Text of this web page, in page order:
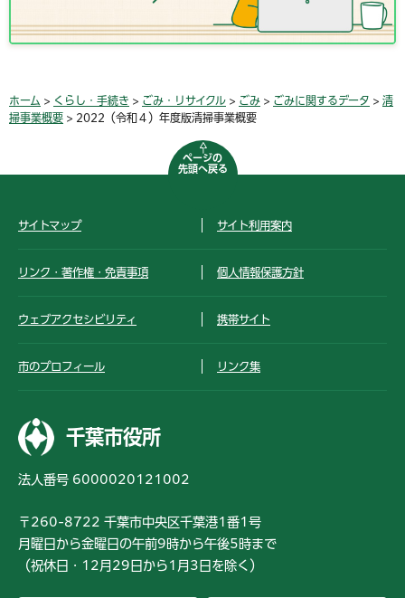
ホーム > くらし・手続き > ごみ・リサイクル > ごみ > ごみに関するデータ > 清
掃事業概要 > 2022（令和４）年度版清掃事業概要
ページの
先頭へ戻る
サイトマップ サイト利用案内
リンク・著作権・免責事項 個人情報保護方針
ウェブアクセシビリティ 携帯サイト
市のプロフィール リンク集
千葉市役所
法人番号 6000020121002
〒260-8722 千葉市中央区千葉港1番1号
月曜日から金曜日の午前9時から午後5時まで
（祝休日・12月29日から1月3日を除く）